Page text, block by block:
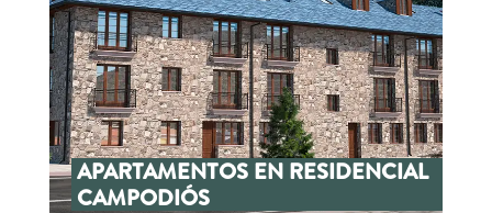
APARTAMENTOS EN RESIDENCIAL
CAMPODIÓS